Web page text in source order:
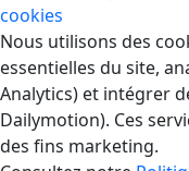
cookies
Gestion des
Nous utilisons des
essentielles du site,
Analytics) et intégrer
Dailymotion). Ces
des fins marketing.